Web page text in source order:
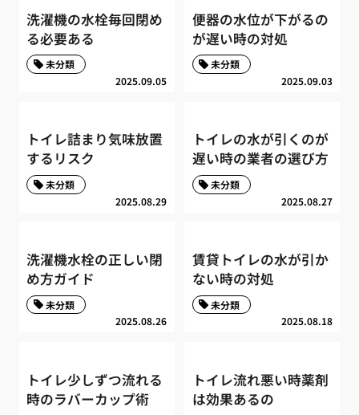
洗濯機の水栓毎回閉め
る必要ある
2025.09.05
未分類
便器の水位が下がるの
が遅い時の対処
2025.09.03
未分類
トイレ詰まり気味放置
するリスク
2025.08.29
未分類
トイレの水が引くのが
遅い時の業者の選び方
2025.08.27
未分類
洗濯機水栓の正しい閉
め方ガイド
2025.08.26
未分類
賃貸トイレの水が引か
ない時の対処
2025.08.18
未分類
トイレ少しずつ流れる
時のラバーカップ術
トイレ流れ悪い時薬剤
は効果あるの